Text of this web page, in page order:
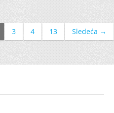
3 4 13 Sledeća →